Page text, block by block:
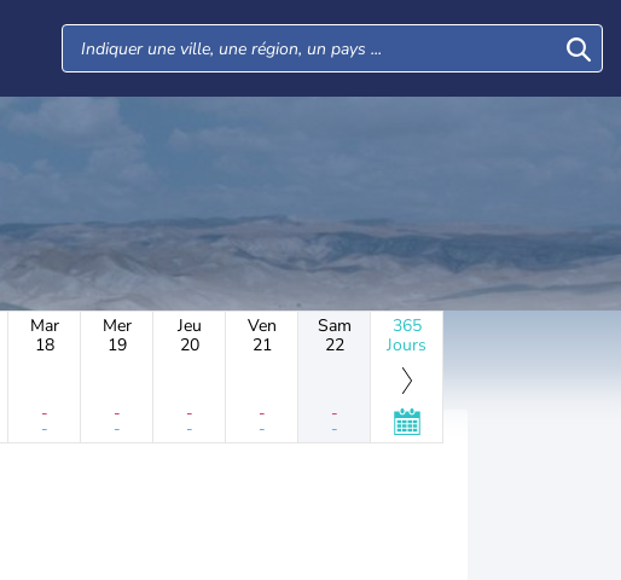
Mar
18
-
-
Mer
19
-
-
Jeu
20
-
-
Ven
21
-
-
Sam
22
-
-
365
Jours